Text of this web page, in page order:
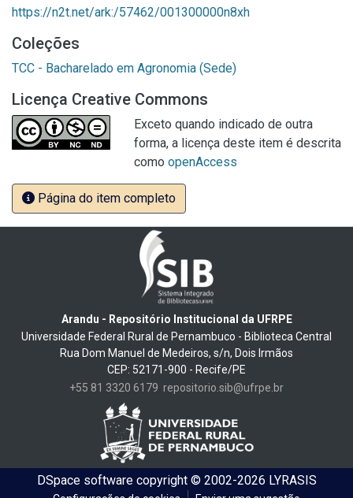
https://n2t.net/ark:/57462/001300000n8xh
Coleções
TCC - Bacharelado em Agronomia (Sede)
Licença Creative Commons
Exceto quando indicado de outra
forma, a licença deste item é descrita
como openAccess
Página do item completo
Arandu - Repositório Institucional da UFRPE
Universidade Federal Rural de Pernambuco - Biblioteca Central
Rua Dom Manuel de Medeiros, s/n, Dois Irmãos
CEP: 52171-900 - Recife/PE
+55 81 3320 6179 repositorio.sib@ufrpe.br
DSpace softwarecopyright © 2002-2026 LYRASIS